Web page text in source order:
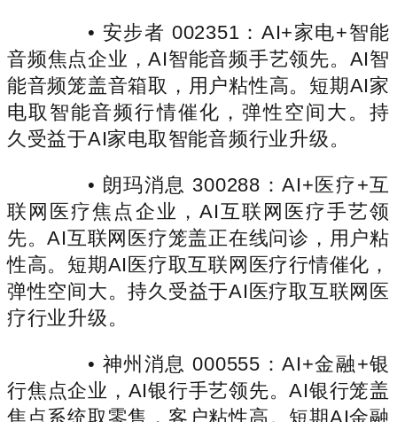
• 安步者 002351：AI+家电+智能
音频焦点企业，AI智能音频手艺领先。AI智
能音频笼盖音箱取，用户粘性高。短期AI家
电取智能音频行情催化，弹性空间大。持
久受益于AI家电取智能音频行业升级。
• 朗玛消息 300288：AI+医疗+互
联网医疗焦点企业，AI互联网医疗手艺领
先。AI互联网医疗笼盖正在线问诊，用户粘
性高。短期AI医疗取互联网医疗行情催化，
弹性空间大。持久受益于AI医疗取互联网医
疗行业升级。
• 神州消息 000555：AI+金融+银
行焦点企业，AI银行手艺领先。AI银行笼盖
焦点系统取零售，客户粘性高。短期AI金融